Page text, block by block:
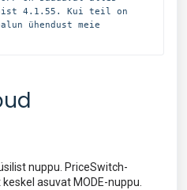
4.1.55. Kui teil on
ühendust meie
nuppu. PriceSwitch-
asuvat MODE-nuppu.